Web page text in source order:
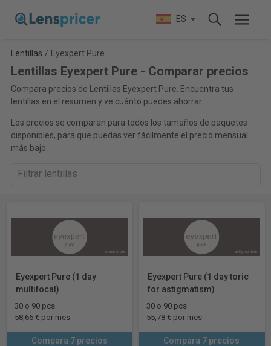
ES
Lentillas / Eyexpert Pure
Lentillas Eyexpert Pure - Comparar precios
Compara precios de Lentillas Eyexpert Pure. Encuentra tus
lentillas en el resumen y ve cuánto puedes ahorrar.
Los precios se comparan para todos los tamaños de paquetes
disponibles, para que puedas ver fácilmente el precio mensual
más bajo.
Eyexpert Pure (1 day
multifocal)
30 o 90 pcs
58,66 € por mes
Compara 7 precios
Eyexpert Pure (1 day toric
for astigmatism)
30 o 90 pcs
55,78 € por mes
Compara 7 precios